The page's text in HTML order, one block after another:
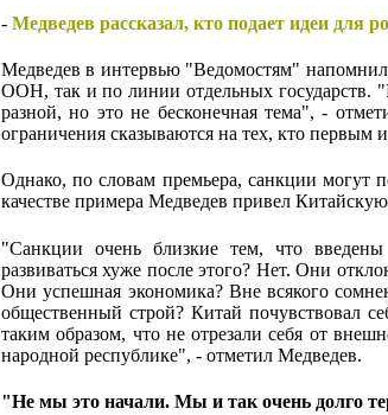
- Медведев рассказал, кто подает идеи для
Медведев в интервью "Ведомостям"
ООН, так и по линии отдельных государств.
разной, но это не бесконечная тема", -
ограничения сказываются на тех, кто первым
Однако, по словам премьера, санкции могут
качестве примера Медведев привел
"Санкции очень близкие тем, что введены
развиваться хуже после этого? Нет. Они
Они успешная экономика? Вне всякого
общественный строй? Китай почувствовал
таким образом, что не отрезали себя от
народной республике", - отметил Медведев.
"Не мы это начали. Мы и так очень долго